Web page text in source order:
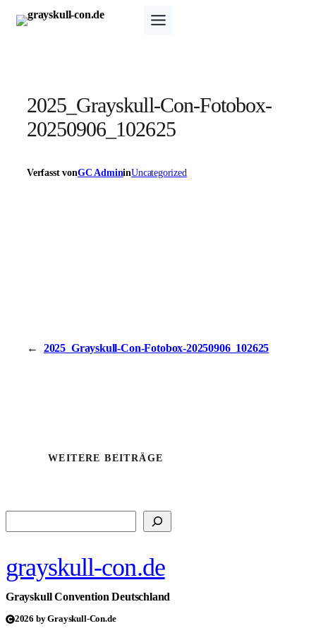
Zum
Inhalt
2025_Grayskull-Con-Fotobox-
20250906_102625
Verfasst vonGC AdmininUncategorized
← 2025_Grayskull-Con-Fotobox-20250906_102625
WEITERE BEITRÄGE
grayskull-con.de
Grayskull Convention Deutschland
2026 by Grayskull-Con.de